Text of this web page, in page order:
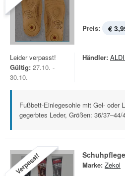
Preis: €
Leider verpasst!
Gültig: 27.10. -
30.10.
Händler:
Fußbett-Einlegesohle mit Gel- oder
gegerbtes Leder, Größen: 36/37–44/
Verpasst! Schuhpflege
Marke: Zekol